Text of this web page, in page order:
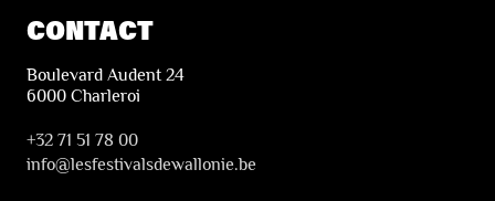
CONTACT
Boulevard Audent 24
6000 Charleroi
+32 71 51 78 00
info@lesfestivalsdewallonie.be